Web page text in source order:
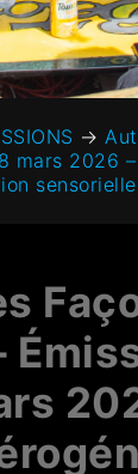
→
mars 2026